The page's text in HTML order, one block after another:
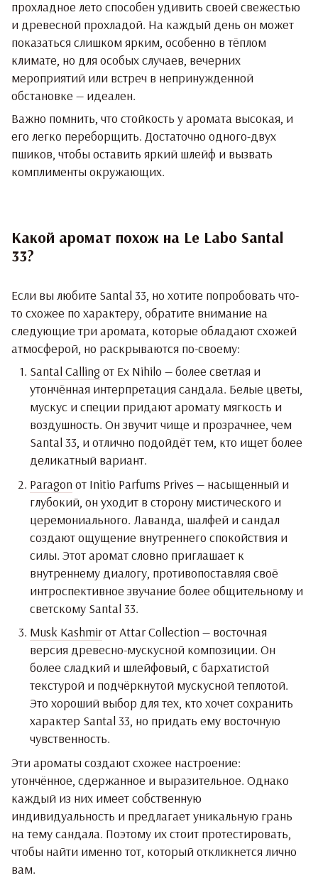
прохладное лето способен удивить своей свежестью
и древесной прохладой. На каждый день он может
показаться слишком ярким, особенно в тёплом
климате, но для особых случаев, вечерних
мероприятий или встреч в непринужденной
обстановке — идеален.
Важно помнить, что стойкость у аромата высокая, и
его легко переборщить. Достаточно одного-двух
пшиков, чтобы оставить яркий шлейф и вызвать
комплименты окружающих.
Какой аромат похож на Le Labo Santal
33?
Если вы любите Santal 33, но хотите попробовать что-
то схожее по характеру, обратите внимание на
следующие три аромата, которые обладают схожей
атмосферой, но раскрываются по-своему:
Santal Calling от Ex Nihilo — более светлая и
утончённая интерпретация сандала. Белые цветы,
мускус и специи придают аромату мягкость и
воздушность. Он звучит чище и прозрачнее, чем
Santal 33, и отлично подойдёт тем, кто ищет более
деликатный вариант.
Paragon от Initio Parfums Prives — насыщенный и
глубокий, он уходит в сторону мистического и
церемониального. Лаванда, шалфей и сандал
создают ощущение внутреннего спокойствия и
силы. Этот аромат словно приглашает к
внутреннему диалогу, противопоставляя своё
интроспективное звучание более общительному и
светскому Santal 33.
Musk Kashmirот Attar Collection — восточная
версия древесно-мускусной композиции. Он
более сладкий и шлейфовый, с бархатистой
текстурой и подчёркнутой мускусной теплотой.
Это хороший выбор для тех, кто хочет сохранить
характер Santal 33, но придать ему восточную
чувственность.
Эти ароматы создают схожее настроение:
утончённое, сдержанное и выразительное. Однако
каждый из них имеет собственную
индивидуальность и предлагает уникальную грань
на тему сандала. Поэтому их стоит протестировать,
чтобы найти именно тот, который откликнется лично
вам.